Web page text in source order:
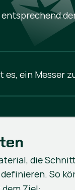
es, ein Messer
die
So